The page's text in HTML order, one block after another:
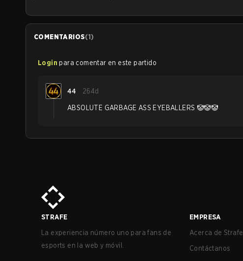
COMENTARIOS(1)
Login para comentar en este partido
44 264d
ABSOLUTE GARBAGE ASS EYEBALLERS 🤡🤡🤡
STRAFE
La experiencia número uno para fans de
esports en la web y móvil.
EMPRESA
Acerca de Strafe
Contáctanos